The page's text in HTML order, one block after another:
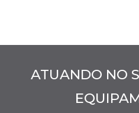
ATUANDO NO